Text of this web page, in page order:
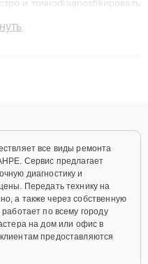
и точноdiagnostikировать
случаи: от замены
все виды ремонта
Сервис предлагает
диагностику и
Передать технику на
а также через собственную
по всему городу
на дом или офис в
предоставляются